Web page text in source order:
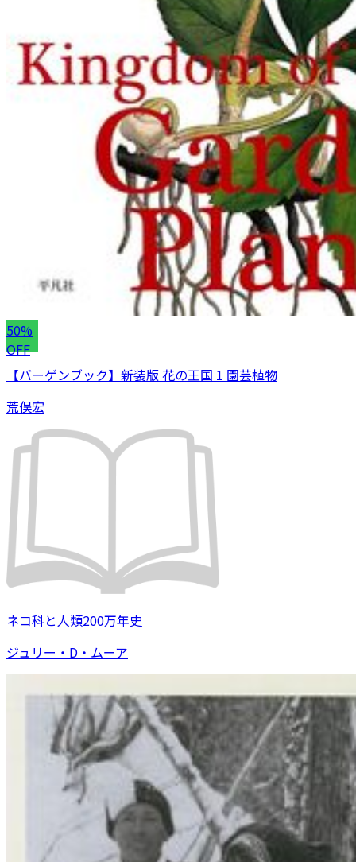
50%
OFF
【バーゲンブック】新装版 花の王国 1 園芸植物
荒俣宏
ネコ科と人類200万年史
ジュリー・D・ムーア